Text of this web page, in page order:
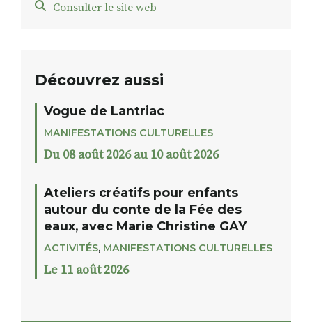
Consulter le site web
Découvrez aussi
Vogue de Lantriac
MANIFESTATIONS CULTURELLES
Du 08 août 2026 au 10 août 2026
Ateliers créatifs pour enfants
autour du conte de la Fée des
eaux, avec Marie Christine GAY
ACTIVITÉS, MANIFESTATIONS CULTURELLES
Le 11 août 2026